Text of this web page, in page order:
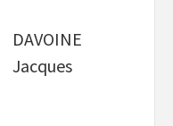
DAVOINE
Jacques